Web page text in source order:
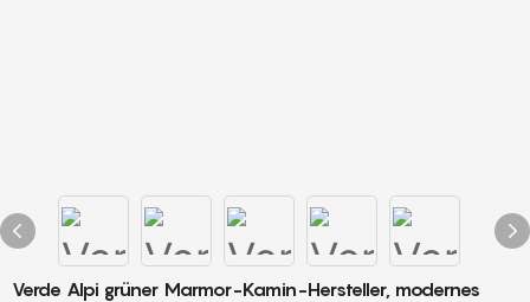
Verde Alpi grüner Marmor-Kamin-Hersteller, modernes